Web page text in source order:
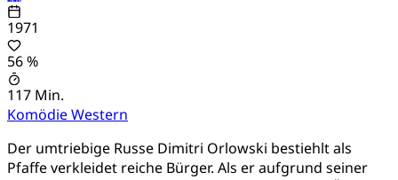
1971
56 %
117 Min.
KomödieWestern
Der umtriebige Russe Dimitri Orlowski bestiehlt als
Pfaffe verkleidet reiche Bürger. Als er aufgrund seiner